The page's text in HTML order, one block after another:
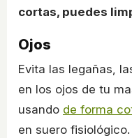
cortas, puedes
Ojos
Evita las legañas,
en los ojos de tu
usando de forma
en suero fisiológico.